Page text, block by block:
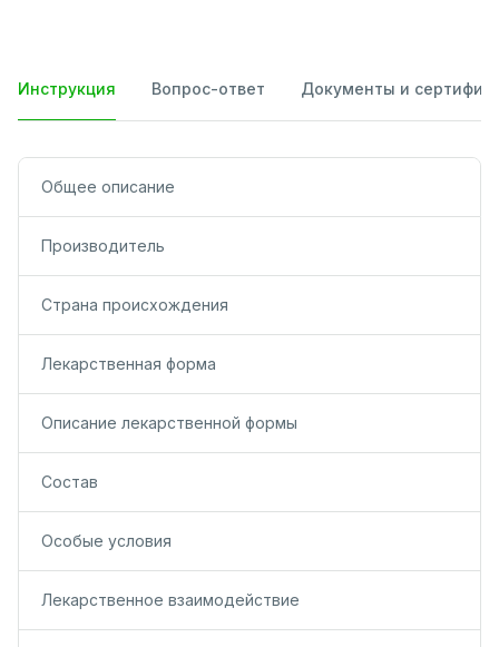
Инструкция Вопрос-ответ Документы и
Общее описание
Производитель
Страна происхождения
Лекарственная форма
Описание лекарственной формы
Состав
Особые условия
Лекарственное взаимодействие